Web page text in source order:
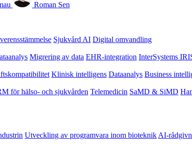
Roman Sen
Sjukvård AI Digital omvandling
Migrering av data EHR-integration InterSystems
Klinisk intelligens Dataanalys Business
för hälso- och sjukvården Telemedicin SaMD & SiMD
Utveckling av programvara inom bioteknik AI-